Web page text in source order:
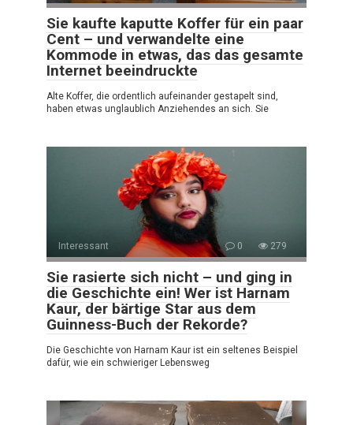
Sie kaufte kaputte Koffer für ein paar
Cent – und verwandelte eine
Kommode in etwas, das das gesamte
Internet beeindruckte
Alte Koffer, die ordentlich aufeinander gestapelt sind,
haben etwas unglaublich Anziehendes an sich. Sie
Interessant 0 279
Sie rasierte sich nicht – und ging in
die Geschichte ein! Wer ist Harnam
Kaur, der bärtige Star aus dem
Guinness-Buch der Rekorde?
Die Geschichte von Harnam Kaur ist ein seltenes Beispiel
dafür, wie ein schwieriger Lebensweg